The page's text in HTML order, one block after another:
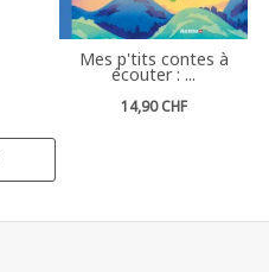
Mes p'tits contes à
écouter : ...
14,90 CHF